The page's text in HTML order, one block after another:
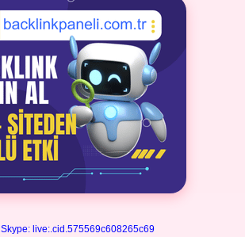
Skype: live:.cid.575569c608265c69